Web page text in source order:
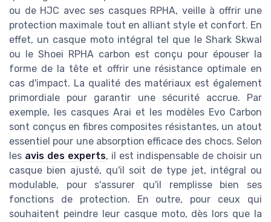
ou de HJC avec ses casques RPHA, veille à offrir une
protection maximale tout en alliant style et confort. En
effet, un casque moto intégral tel que le Shark Skwal
ou le Shoei RPHA carbon est conçu pour épouser la
forme de la tête et offrir une résistance optimale en
cas d'impact. La qualité des matériaux est également
primordiale pour garantir une sécurité accrue. Par
exemple, les casques Arai et les modèles Evo Carbon
sont conçus en fibres composites résistantes, un atout
essentiel pour une absorption efficace des chocs. Selon
les avis des experts, il est indispensable de choisir un
casque bien ajusté, qu'il soit de type jet, intégral ou
modulable, pour s'assurer qu'il remplisse bien ses
fonctions de protection. En outre, pour ceux qui
souhaitent peindre leur casque moto, dès lors que la